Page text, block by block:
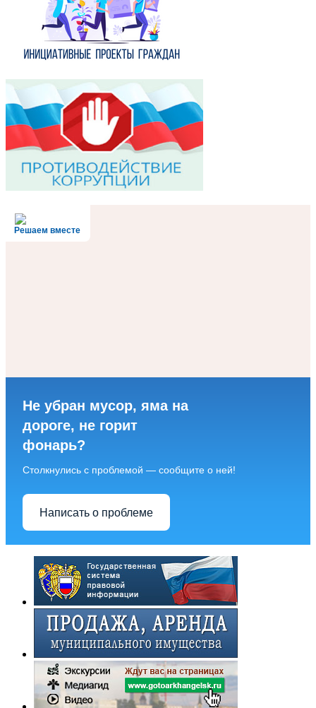
Решаем вместе
Не убран мусор, яма на
дороге, не горит
фонарь?
Столкнулись с проблемой — сообщите о ней!
Написать о проблеме